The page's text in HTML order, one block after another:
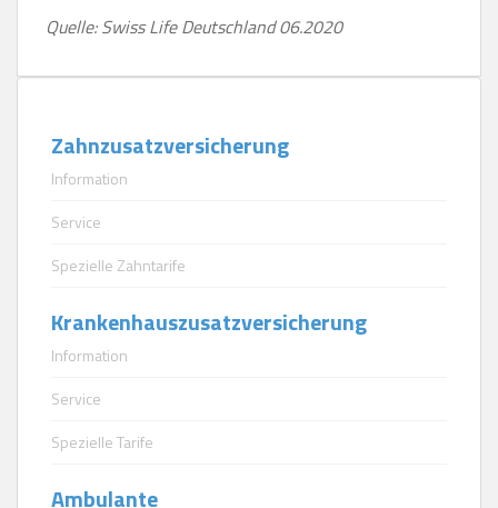
Quelle: Swiss Life Deutschland 06.2020
Zahnzusatzversicherung
Information
Service
Spezielle Zahntarife
Krankenhauszusatzversicherung
Information
Service
Spezielle Tarife
Ambulante